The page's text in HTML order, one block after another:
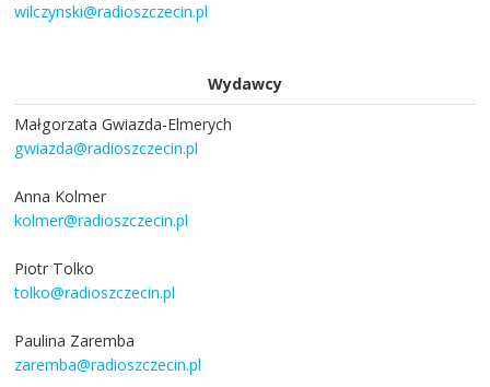
wilczynski@radioszczecin.pl
Wydawcy
Małgorzata Gwiazda-Elmerych
gwiazda@radioszczecin.pl
Anna Kolmer
kolmer@radioszczecin.pl
Piotr Tolko
tolko@radioszczecin.pl
Paulina Zaremba
zaremba@radioszczecin.pl